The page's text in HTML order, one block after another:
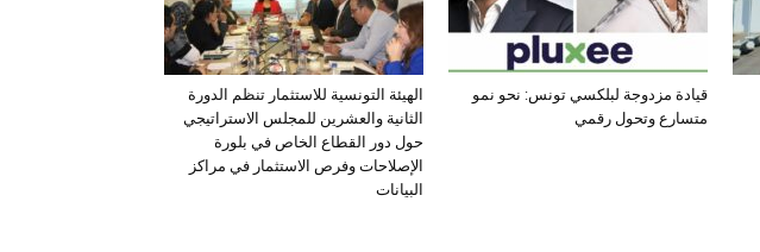
الهيئة التونسية للاستثمار تنظم الدورة
الثانية والعشرين للمجلس الاستراتيجي
حول دور القطاع الخاص في بلورة
الإصلاحات وفرص الاستثمار في مراكز
البيانات
قيادة مزدوجة لبلكسي تونس: نحو نمو
متسارع وتحول رقمي